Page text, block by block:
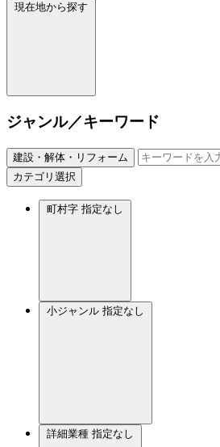
現在地から探す
ジャンル／キーワード
建設・解体・リフォーム
カテゴリ選択
町村字 指定なし
小ジャンル 指定なし
詳細業種 指定なし